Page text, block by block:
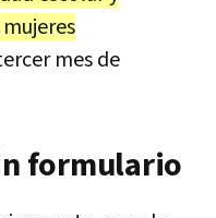
mes de
formulario